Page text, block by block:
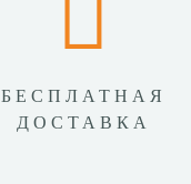
БЕСПЛАТНАЯ
ДОСТАВКА